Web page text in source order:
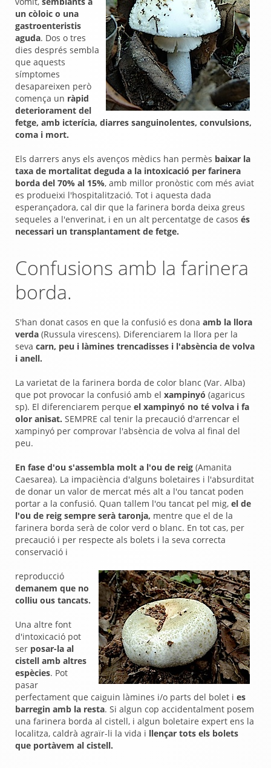
un còloic o una
gastroenteristis
aguda. Dos o tres
dies després sembla
que aquests
símptomes
desapareixen però
comença un ràpid
deteriorament del
fetge, amb icterícia, diarres sanguinolentes, convulsions,
coma i mort.
Els darrers anys els avenços mèdics han permès baixar la
taxa de mortalitat deguda a la intoxicació per farinera
borda del 70% al 15%, amb millor pronòstic com més aviat
es produeixi l'hospitalització. Tot i aquesta dada
esperançadora, cal dir que la farinera borda deixa greus
sequeles a l'enverinat, i en un alt percentatge de casos és
necessari un transplantament de fetge.
Confusions amb la farinera
borda.
S'han donat casos en que la confusió es dona amb la llora
verda (Russula virescens). Diferenciarem la llora per la
seva carn, peu i làmines trencadisses i l'absència de volva
i anell.
La varietat de la farinera borda de color blanc (Var. Alba)
que pot provocar la confusió amb el xampinyó (agaricus
sp). El diferenciarem perque el xampinyó no té volva i fa
olor anisat. SEMPRE cal tenir la precaució d'arrencar el
xampinyó per comprovar l'absència de volva al final del
peu.
En fase d'ou s'assembla molt a l'ou de reig (Amanita
Caesarea). La impaciència d'alguns boletaires i l'absurditat
de donar un valor de mercat més alt a l'ou tancat poden
portar a la confusió. Quan tallem l'ou tancat pel mig, el de
l'ou de reig sempre serà taronja, mentre que el de la
farinera borda serà de color verd o blanc. En tot cas, per
precaució i per respecte als bolets i la seva correcta
conservació i
reproducció
demanem que no
colliu ous tancats.
Una altre font
d'intoxicació pot
ser posar-la al
cistell amb altres
espècies. Pot
pasar
perfectament que caiguin làmines i/o parts del bolet i es
barregin amb la resta. Si algun cop accidentalment posem
una farinera borda al cistell, i algun boletaire expert ens la
localitza, caldrà agraïr-li la vida i llençar tots els bolets
que portàvem al cistell.